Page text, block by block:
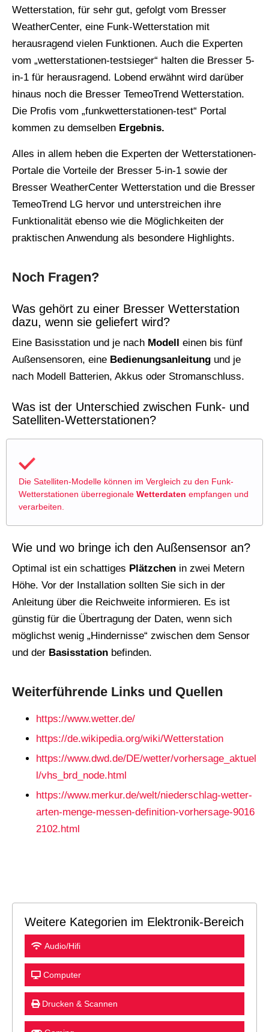
Wetterstation, für sehr gut, gefolgt vom Bresser
WeatherCenter, eine Funk-Wetterstation mit
herausragend vielen Funktionen. Auch die Experten
vom „wetterstationen-testsieger“ halten die Bresser 5-
in-1 für herausragend. Lobend erwähnt wird darüber
hinaus noch die Bresser TemeoTrend Wetterstation.
Die Profis vom „funkwetterstationen-test“ Portal
kommen zu demselben Ergebnis.
Alles in allem heben die Experten der Wetterstationen-
Portale die Vorteile der Bresser 5-in-1 sowie der
Bresser WeatherCenter Wetterstation und die Bresser
TemeoTrend LG hervor und unterstreichen ihre
Funktionalität ebenso wie die Möglichkeiten der
praktischen Anwendung als besondere Highlights.
Noch Fragen?
Was gehört zu einer Bresser Wetterstation
dazu, wenn sie geliefert wird?
Eine Basisstation und je nach Modell
einen bis fünf
Außensensoren, eine Bedienungsanleitung und je
nach Modell Batterien, Akkus oder Stromanschluss.
Was ist der Unterschied zwischen Funk- und
Satelliten-Wetterstationen?
Die Satelliten-Modelle können im Vergleich zu den Funk-
Wetterstationen überregionale Wetterdaten empfangen und
verarbeiten.
Wie und wo bringe ich den Außensensor an?
Optimal ist ein schattiges Plätzchen in zwei Metern
Höhe. Vor der Installation sollten Sie sich in der
Anleitung über die Reichweite informieren. Es ist
günstig für die Übertragung der Daten, wenn sich
möglichst wenig „Hindernisse“ zwischen dem Sensor
und der Basisstation befinden.
Weiterführende Links und Quellen
https://www.wetter.de/
https://de.wikipedia.org/wiki/Wetterstation
https://www.dwd.de/DE/wetter/vorhersage_aktuel
l/vhs_brd_node.html
https://www.merkur.de/welt/niederschlag-wetter-
arten-menge-messen-definition-vorhersage-9016
2102.html
Weitere Kategorien im Elektronik-Bereich
Audio/Hifi
Computer
Drucken & Scannen